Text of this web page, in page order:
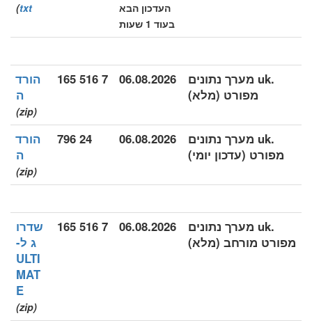
העדכון הבא
בעוד 1 שעות
txt
)
.uk מערך נתונים
מפורט (מלא)
06.08.2026
7 516 165
הורד
ה
(zip)
.uk מערך נתונים
מפורט (עדכון יומי)
06.08.2026
24 796
הורד
ה
(zip)
.uk מערך נתונים
מפורט מורחב (מלא)
06.08.2026
7 516 165
שדרו
ג ל-
ULTI
MAT
E
(zip)